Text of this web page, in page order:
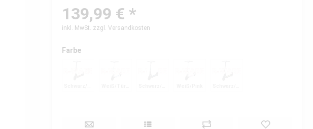
139,99 € *
inkl. MwSt. zzgl. Versandkosten
Farbe